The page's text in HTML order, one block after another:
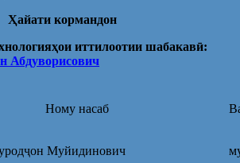
Ҳайати кормандон
иттилоотии шабакавӣ:
Абдуворисович
Ному насаб
Муйидинович